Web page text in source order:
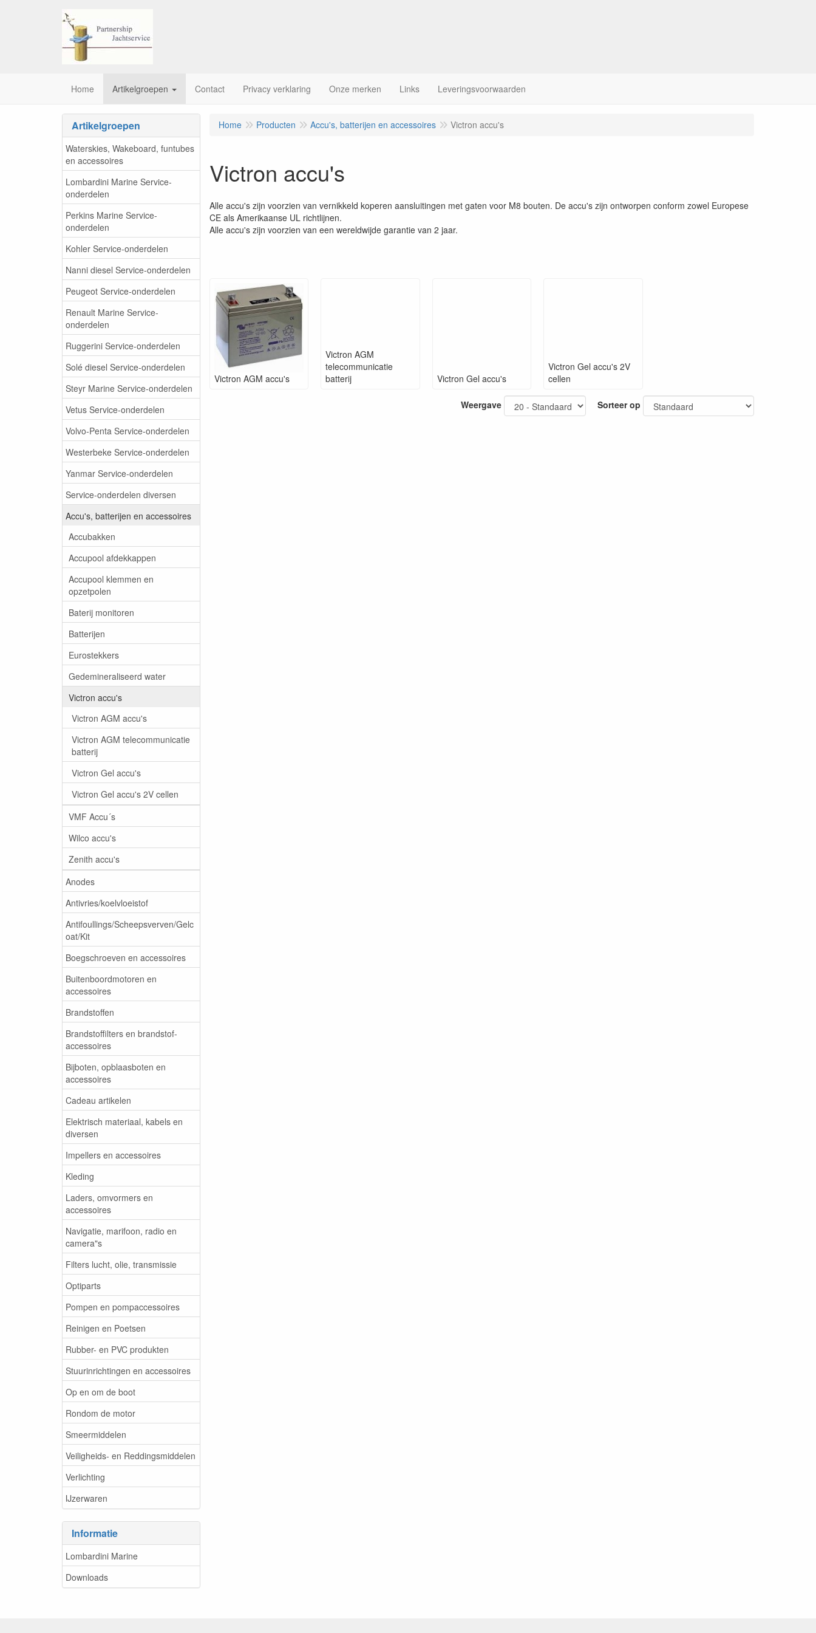
Home Artikelgroepen Contact Privacy verklaring Onze merken Links Leveringsvoorwaarden
Artikelgroepen
Waterskies, Wakeboard, funtubes
en accessoires
Lombardini Marine Service-
onderdelen
Perkins Marine Service-
onderdelen
Kohler Service-onderdelen
Nanni diesel Service-onderdelen
Peugeot Service-onderdelen
Renault Marine Service-
onderdelen
Ruggerini Service-onderdelen
Solé diesel Service-onderdelen
Steyr Marine Service-onderdelen
Vetus Service-onderdelen
Volvo-Penta Service-onderdelen
Westerbeke Service-onderdelen
Yanmar Service-onderdelen
Service-onderdelen diversen
Accu's, batterijen en accessoires
Accubakken
Accupool afdekkappen
Accupool klemmen en
opzetpolen
Baterij monitoren
Batterijen
Eurostekkers
Gedemineraliseerd water
Victron accu's
Victron AGM accu's
Victron AGM telecommunicatie
batterij
Victron Gel accu's
Victron Gel accu's 2V cellen
VMF Accu´s
Wilco accu's
Zenith accu's
Anodes
Antivries/koelvloeistof
Antifoullings/Scheepsverven/Gelc
oat/Kit
Boegschroeven en accessoires
Buitenboordmotoren en
accessoires
Brandstoffen
Brandstoffilters en brandstof-
accessoires
Bijboten, opblaasboten en
accessoires
Cadeau artikelen
Elektrisch materiaal, kabels en
diversen
Impellers en accessoires
Kleding
Laders, omvormers en
accessoires
Navigatie, marifoon, radio en
camera"s
Filters lucht, olie, transmissie
Optiparts
Pompen en pompaccessoires
Reinigen en Poetsen
Rubber- en PVC produkten
Stuurinrichtingen en accessoires
Op en om de boot
Rondom de motor
Smeermiddelen
Veiligheids- en Reddingsmiddelen
Verlichting
IJzerwaren
Informatie
Lombardini Marine
Downloads
Home Producten Accu's, batterijen en accessoires Victron accu's
Victron accu's
Alle accu's zijn voorzien van vernikkeld koperen aansluitingen met gaten voor M8 bouten. De accu's zijn ontworpen conform zowel Europese
CE als Amerikaanse UL richtlijnen.
Alle accu's zijn voorzien van een wereldwijde garantie van 2 jaar.
Victron AGM accu's
Victron AGM
telecommunicatie
batterij
Victron Gel accu's
Victron Gel accu's 2V
cellen
Weergave Sorteer op